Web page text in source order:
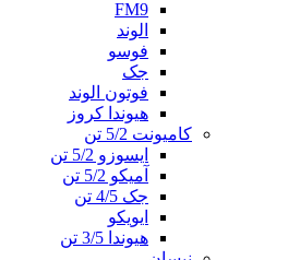
FM9
الوند
فوسو
جک
فوتون الوند
هیوندا کروز
کامیونت 5/2 تن
ایسوزو 5/2 تن
آمیکو 5/2 تن
جک 4/5 تن
ایویکو
هیوندا 3/5 تن